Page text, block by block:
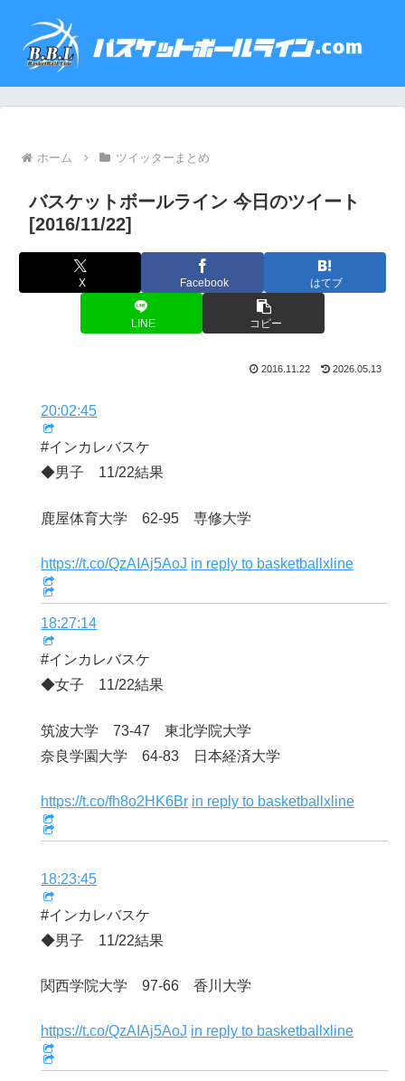
ホーム ツイッターまとめ
バスケットボールライン 今日のツイート
[2016/11/22]
X Facebook はてブ
LINE コピー
2016.11.22 2026.05.13
20:02:45
#インカレバスケ
◆男子 11/22結果
鹿屋体育大学 62-95 専修大学
https://t.co/QzAIAj5AoJ in reply to basketballxline
18:27:14
#インカレバスケ
◆女子 11/22結果
筑波大学 73-47 東北学院大学
奈良学園大学 64-83 日本経済大学
https://t.co/fh8o2HK6Br in reply to basketballxline
18:23:45
#インカレバスケ
◆男子 11/22結果
関西学院大学 97-66 香川大学
https://t.co/QzAIAj5AoJ in reply to basketballxline